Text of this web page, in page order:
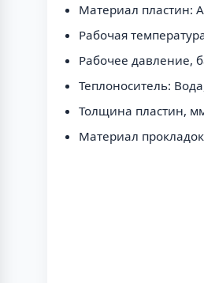
Материал пластин:
Рабочая
Рабочее давление,
Теплоноситель:
Толщина пластин,
Материал